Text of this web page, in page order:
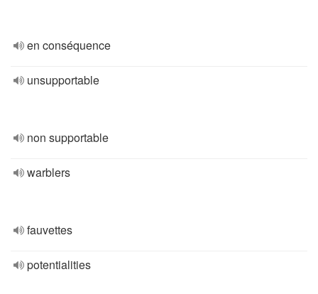
en conséquence
unsupportable
non supportable
warblers
fauvettes
potentialities